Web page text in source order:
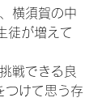
横須賀の中
徒が増えて
戦できる良
つけて思う存